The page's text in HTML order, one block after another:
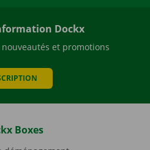
Dockx
et promotions
Boxes